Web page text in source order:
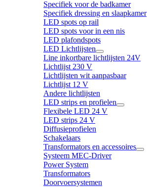
Specifiek voor de badkamer
Specifiek dressing en slaapkamer
LED spots op rail
LED spots voor in een nis
LED plafondspots
LED Lichtlijsten
Line inkortbare lichtlijsten 24V
Lichtlijst 230 V
Lichtlijsten wit aanpasbaar
Lichtlijst 12 V
Andere lichtlijsten
LED strips en profielen
Flexibele LED 24 V
LED strips 24 V
Diffusieprofielen
Schakelaars
Transformators en accessoires
Systeem MEC-Driver
Power System
Transformators
Doorvoersystemen